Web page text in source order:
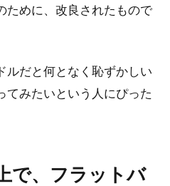
ために、改良されたもので
ルだと何となく恥ずかしい
てみたいという人にぴった
で、フラットバ